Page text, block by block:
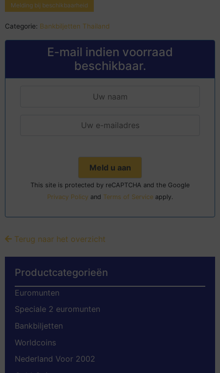
Melding bij beschikbaarheid
Categorie: Bankbiljetten Thailand
E-mail indien voorraad
beschikbaar.
This site is protected by reCAPTCHA and the Google
Privacy Policy and Terms of Service apply.
Terug naar het overzicht
Productcategorieën
Euromunten
Speciale 2 euromunten
Bankbiljetten
Worldcoins
Nederland Voor 2002